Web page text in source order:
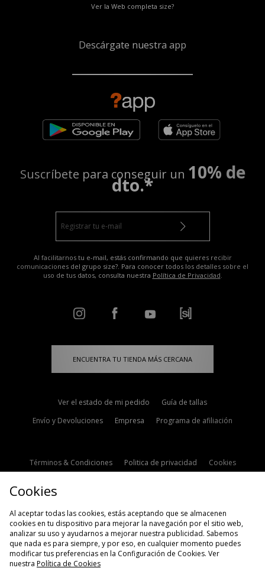
Ver la Web completa size?
Descárgate nuestra app
Suscríbete para conseguir un 10% de
dto.*
Al facilitarnos tu e-mail, estás confirmando que quieres recibir
comunicaciones del grupo size?. Para conocer todos los detalles sobre el
uso de tus datos, consulta nuestra Política de Privacidad
ENCUENTRA TU TIENDA MÁS CERCANA
Ver el estado de mi pedido
Guía de tallas
Envío y Devoluciones
Empresa Programa de afiliación
Términos & Condiciones Politica de privacidad
Cookies
Cookies
Al aceptar todas las cookies, estás aceptando que se almacenen
cookies en tu dispositivo para mejorar la navegación por el sitio web,
analizar su uso y ayudarnos a mejorar nuestra publicidad. Sabemos
que nada es para siempre, y por eso, en cualquier momento puedes
modificar tus preferencias en la Configuración de Cookies. Ver
nuestra Política de Cookies